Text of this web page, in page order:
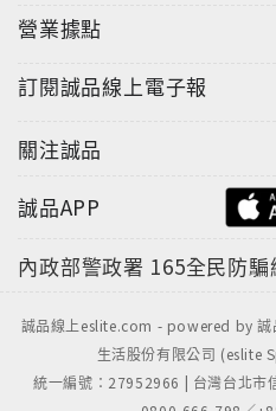
勒親自指揮此曲在柏林舉行
首交響曲已經成為音樂會的
與貝多芬的第九號交響曲「
營業據點
訂閱誠品線上電子報
關注誠品
誠品APP
內政部警政署 165全民防騙
誠品線上eslite.com - powered by
生活股份有限公司
統一編號：27952966 | 台灣台北市